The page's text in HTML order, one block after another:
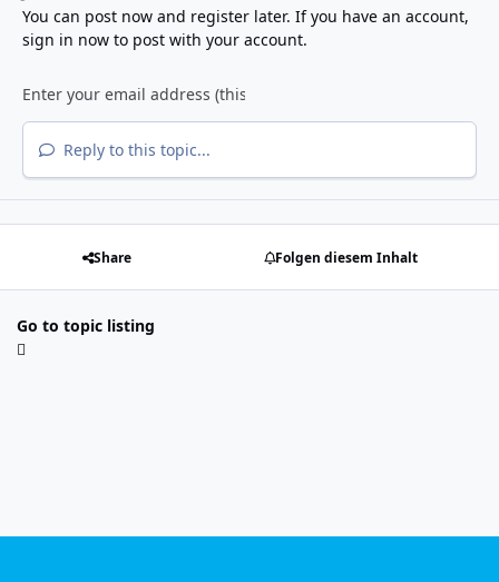
You can post now and register later. If you have an account,
sign in nowto post with your account.
Reply to this topic...
Share Folgen diesem Inhalt
Go to topic listing